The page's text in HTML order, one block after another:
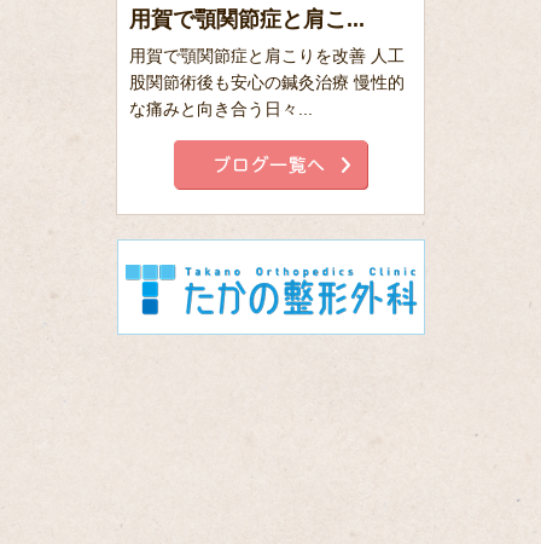
用賀で顎関節症と肩こ...
用賀で顎関節症と肩こりを改善 人工
股関節術後も安心の鍼灸治療 慢性的
な痛みと向き合う日々...